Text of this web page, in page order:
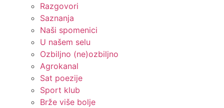
Razgovori
Saznanja
Naši spomenici
U našem selu
Ozbiljno (ne)ozbiljno
Agrokanal
Sat poezije
Sport klub
Brže više bolje